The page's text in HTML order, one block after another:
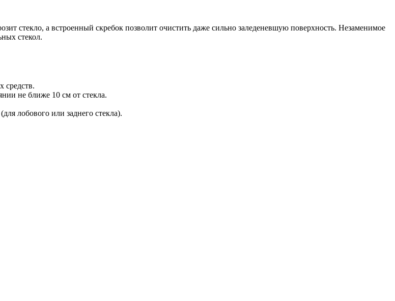
стекло, а встроенный скребок позволит очистить даже сильно заледеневшую поверхность. Незаменимое
стекол.
средств.
не ближе 10 см от стекла.
лобового или заднего стекла).